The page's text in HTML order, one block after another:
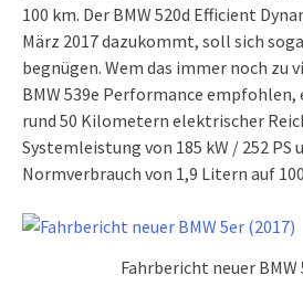
100 km. Der BMW 520d Efficient
März 2017 dazukommt, soll sich
begnügen. Wem das immer noch zu
BMW 539e Performance
rund 50 Kilometern elektrischer
Systemleistung von 185 kW / 252 PS
Normverbrauch von 1,9 Litern auf
Fahrbericht neuer BMW